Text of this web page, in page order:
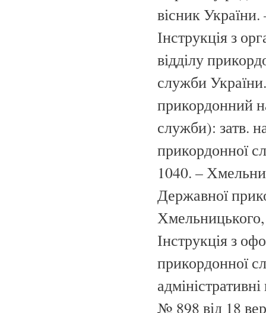
вісник
Інструкція з
відділу
служби
прикордонний
служби): затв.
прикордонної
1040. –
Державної
Інструкція з
прикордонної
№ 898 від 18